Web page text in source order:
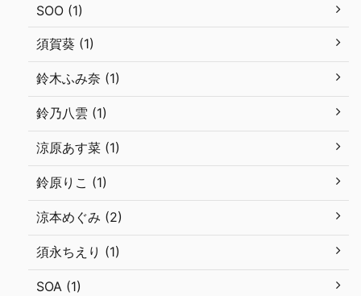
SOO (1)
須賀葵 (1)
鈴木ふみ奈 (1)
鈴乃八雲 (1)
涼原あす菜 (1)
鈴原りこ (1)
涼本めぐみ (2)
須永ちえり (1)
SOA (1)